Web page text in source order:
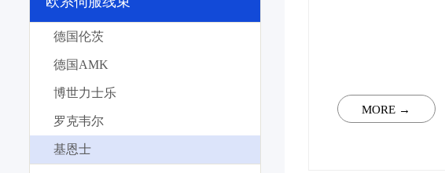
德国伦茨
德国AMK
博世力士乐
罗克韦尔
基恩士
MORE →